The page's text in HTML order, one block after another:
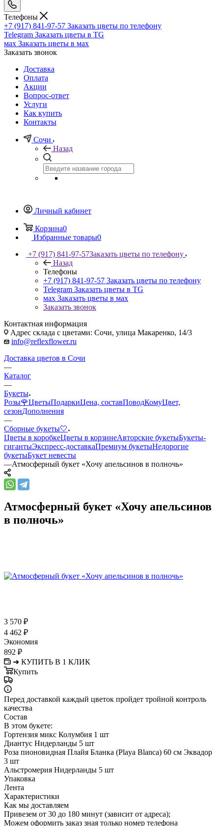
Телефоны
+7 (917) 841-97-57 Заказать цветы по телефону
Telegram Заказать цветы в TG
мах Заказать цветы в мах
Заказать звонок
Доставка
Оплата
Акции
Вопрос-ответ
Услуги
Как купить
Контакты
Сочи
Назад
Личный кабинет
Корзина0
Избранные товары0
+7 (917) 841-97-57Заказать цветы по телефону
Назад
Телефоны
+7 (917) 841-97-57 Заказать цветы по телефону
Telegram Заказать цветы в TG
мах Заказать цветы в мах
Заказать звонок
Контактная информация
Адрес склада с цветами: Сочи, улица Макаренко, 14/3
info@reflexflower.ru
Доставка цветов в Сочи
—
Каталог
—
Букеты
Розы🌹ЦветыПодаркиЦена, составПоводКомуЦвет,
сезонДополнения
—
Сборные букеты🤍
Цветы в коробкеЦветы в корзинеАвторские букетыБукеты-
гигантыЭкспресс-доставкаПремиум букетыНедорогие
букетыБукет невесты
—Атмосферный букет «Хочу апельсинов в полночь»
Атмосферный букет «Хочу апельсинов
в полночь»
3 570 ₽
4 462 ₽
Экономия
892 ₽
➜ КУПИТЬ В 1 КЛИК
Купить
Перед доставкой каждый цветок пройдет тройной контроль
качества
Состав
В этом букете:
Гортензия микс Колумбия 1 шт
Диантус Нидерланды 5 шт
Роза пионовидная Плайя Бланка (Playa Blanca) 60 см Эквадор
3 шт
Альстромерия Нидерланды 5 шт
Упаковка
Лента
Характеристики
Как мы доставляем
Привезем от 30 до 180 минут (зависит от адреса);
Можем оформить заказ зная только номер телефона